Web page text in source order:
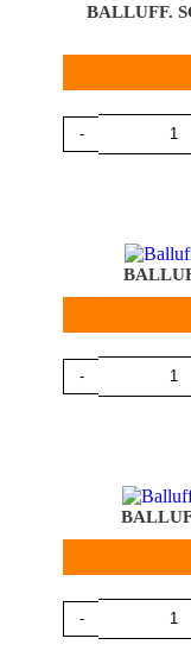
BALLUFF.
-
-
-